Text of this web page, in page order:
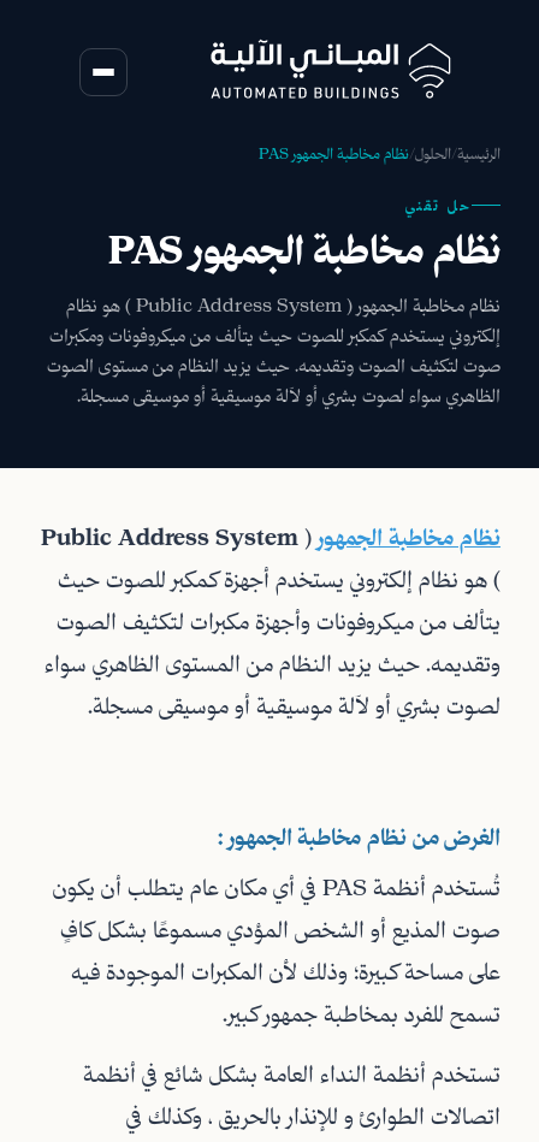
الرئيسية/الحلول/نظام مخاطبة الجمهور PAS
حل تقني
نظام مخاطبة الجمهور PAS
نظام مخاطبة الجمهور ( Public Address System ) هو نظام
إلكتروني يستخدم كمكبر للصوت حيث يتألف من ميكروفونات ومكبرات
صوت لتكثيف الصوت وتقديمه. حيث يزيد النظام من مستوى الصوت
الظاهري سواء لصوت بشري أو لآلة موسيقية أو موسيقى مسجلة.
نظام مخاطبة الجمهور (
Public Address System
) هو نظام إلكتروني يستخدم أجهزة كمكبر للصوت حيث
يتألف من ميكروفونات وأجهزة مكبرات لتكثيف الصوت
وتقديمه. حيث يزيد النظام من المستوى الظاهري سواء
لصوت بشري أو لآلة موسيقية أو موسيقى مسجلة.
الغرض من نظام مخاطبة الجمهور :
تُستخدم أنظمة PAS في أي مكان عام يتطلب أن يكون
صوت المذيع أو الشخص المؤدي مسموعًا بشكل كافٍ
على مساحة كبيرة؛ وذلك لأن المكبرات الموجودة فيه
تسمح للفرد بمخاطبة جمهور كبير.
تستخدم أنظمة النداء العامة بشكل شائع في أنظمة
اتصالات الطوارئ و للإنذار بالحريق ، وكذلك في